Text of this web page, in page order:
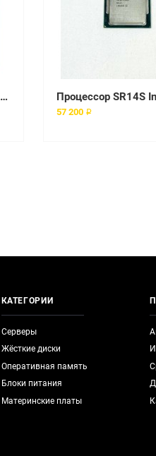
Процессор SR2LK Intel 3600Mhz
57 200 ₽
КАТЕГОРИИ
Серверы
Жёсткие диски
Оперативная память
Блоки питания
Материнские платы